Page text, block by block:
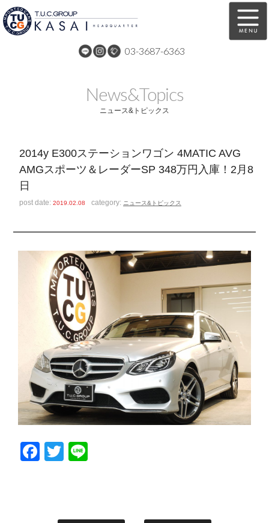
03-3687-6363
全国納車 特別作業
お問い合わせ 会社概要
スタッフblog 納車blog
ホーム T.U.C.GROUP
News&Topics
ニュース&トピックス
2014y E300ステーションワゴン 4MATIC AVG
AMGスポーツ＆レーダーSP 348万円入庫！2月8
日
post date:2019.02.08 category: ニュース&トピックス
Facebook
Twitter